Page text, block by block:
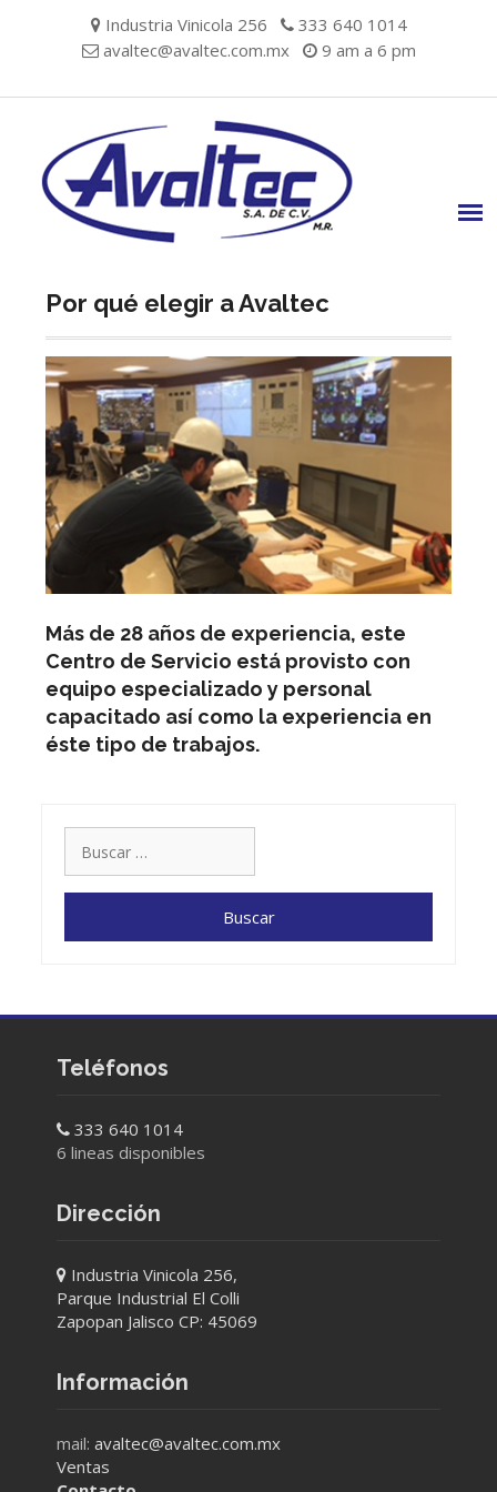
Industria Vinicola 256
333 640 1014
avaltec@avaltec.com.mx
9 am a 6 pm
Por qué elegir a Avaltec
Más de 28 años de experiencia, este
Centro de Servicio está provisto con
equipo especializado y personal
capacitado así como la experiencia en
éste tipo de trabajos.
Teléfonos
333 640 1014
6 lineas disponibles
Dirección
Industria Vinicola 256,
Parque Industrial El Colli
Zapopan Jalisco CP: 45069
Información
mail: avaltec@avaltec.com.mx
Ventas